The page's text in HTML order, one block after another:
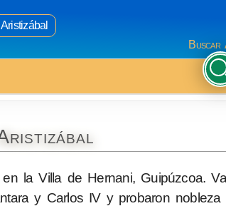
Buscar
la Villa de Hernani, Guipúzcoa.
y Carlos IV y probaron